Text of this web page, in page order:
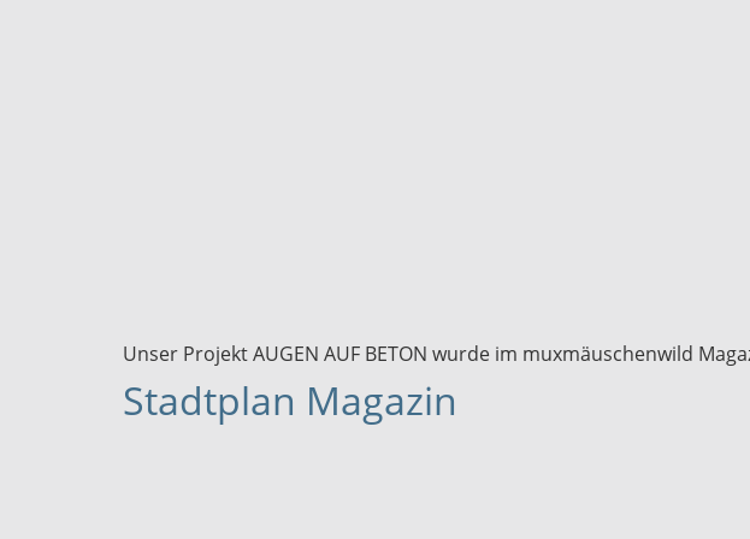
Unser Projekt AUGEN AUF BETON wurde im muxmäuschenwild
Stadtplan Magazin